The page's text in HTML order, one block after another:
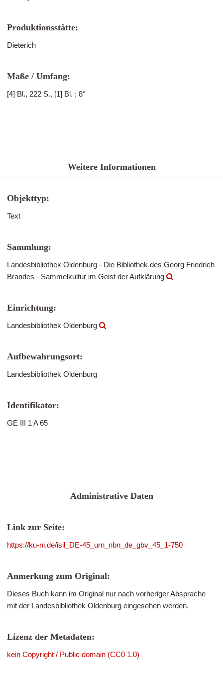
Produktionsstätte:
Dieterich
Maße / Umfang:
[4] Bl., 222 S., [1] Bl. ; 8°
Weitere Informationen
Objekttyp:
Text
Sammlung:
Landesbibliothek Oldenburg - Die Bibliothek des Georg Friedrich
Brandes - Sammelkultur im Geist der Aufklärung
Einrichtung:
Landesbibliothek Oldenburg
Aufbewahrungsort:
Landesbibliothek Oldenburg
Identifikator:
GE III 1 A 65
Administrative Daten
Link zur Seite:
https://ku-ni.de/isil_DE-45_urn_nbn_de_gbv_45_1-750
Anmerkung zum Original:
Dieses Buch kann im Original nur nach vorheriger Absprache
mit der Landesbibliothek Oldenburg eingesehen werden.
Lizenz der Metadaten:
kein Copyright / Public domain (CC0 1.0)